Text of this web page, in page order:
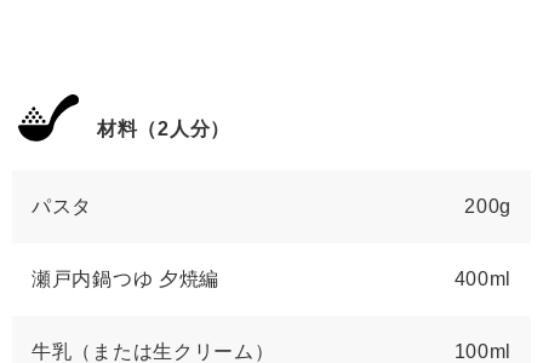
材料（2人分）
パスタ 200g
瀬戸内鍋つゆ 夕焼編 400ml
牛乳（または生クリーム） 100ml